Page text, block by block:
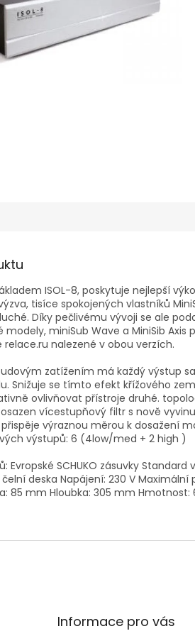
ISOL-8, poskytuje nejlepší
tisíce spokojených vlastníků
Díky pečlivému vývoji se ale
miniSub Wave a MiniSib Axis
nalezené v obou verzích.
zatížením má každý výstup
Snižuje se tímto efekt křížového
ovlivňovat přístroje druhé.
vícestupňový filtr s nově
výraznou měrou k dosažení
výstupů: 6 (4low/med + 2 high )
SCHUKO zásuvky Standard
deska Napájení: 230 V
85 mm Hloubka: 305 mm Hmotnost:
Informace pro vás